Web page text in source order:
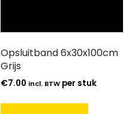
Opsluitband 6x30x100cm
Grijs
€7.00 incl. BTW per stuk